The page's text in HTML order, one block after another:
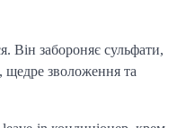
Він забороняє сульфати,
щедре зволоження та